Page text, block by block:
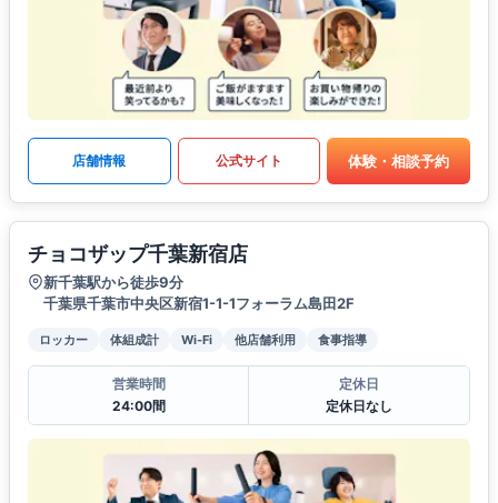
店舗情報 公式サイト 体験・相談予約
チョコザップ千葉新宿店
新千葉駅から徒歩9分
千葉県千葉市中央区新宿1-1-1フォーラム島田2F
ロッカー 体組成計 Wi-Fi 他店舗利用 食事指導
営業時間
24:00間
定休日
定休日なし